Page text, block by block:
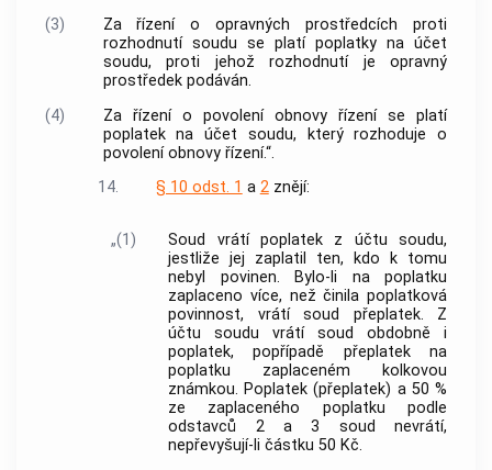
(3)
Za řízení o opravných prostředcích proti
rozhodnutí soudu se platí poplatky na účet
soudu, proti jehož rozhodnutí je opravný
prostředek podáván.
(4)
Za řízení o povolení obnovy řízení se platí
poplatek na účet soudu, který rozhoduje o
povolení obnovy řízení.“.
14.
§ 10 odst. 1 a 2znějí:
„(1)
Soud vrátí poplatek z účtu soudu,
jestliže jej zaplatil ten, kdo k tomu
nebyl povinen. Bylo-li na poplatku
zaplaceno více, než činila poplatková
povinnost, vrátí soud přeplatek. Z
účtu soudu vrátí soud obdobně i
poplatek, popřípadě přeplatek na
poplatku zaplaceném kolkovou
známkou. Poplatek (přeplatek) a 50 %
ze zaplaceného poplatku podle
odstavců 2 a 3 soud nevrátí,
nepřevyšují-li částku 50 Kč.